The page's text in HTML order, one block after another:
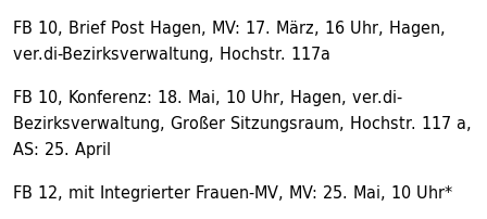
FB 10, Brief Post Hagen, MV: 17. März, 16 Uhr, Hagen,
ver.di-Bezirksverwaltung, Hochstr. 117a
FB 10, Konferenz: 18. Mai, 10 Uhr, Hagen, ver.di-
Bezirksverwaltung, Großer Sitzungsraum, Hochstr. 117 a,
AS: 25. April
FB 12, mit Integrierter Frauen-MV, MV: 25. Mai, 10 Uhr*